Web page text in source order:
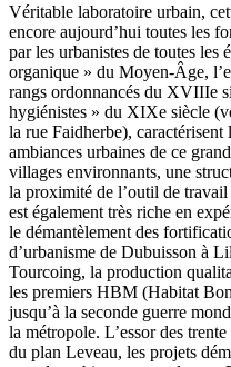
Véritable laboratoire urbain,
encore aujourd’hui toutes les
par les urbanistes de toutes les
organique » du Moyen-Âge,
rangs ordonnancés du XVIIIe
hygiénistes » du XIXe siècle
la rue Faidherbe), caractérisent
ambiances urbaines de ce
villages environnants, une
la proximité de l’outil de
est également très riche en
le démantèlement des
d’urbanisme de Dubuisson à
Tourcoing, la production
les premiers HBM (Habitat
jusqu’à la seconde guerre
la métropole. L’essor des
du plan Leveau, les projets